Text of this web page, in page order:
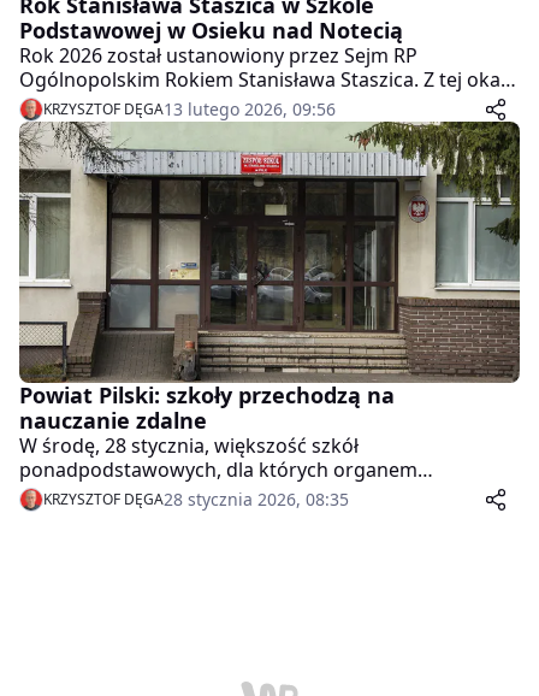
Podstawowej w Osieku nad Notecią
Rok 2026 został ustanowiony przez Sejm RP
Ogólnopolskim Rokiem Stanisława Staszica. Z tej okazji
w Szkole Podstawowej w Osieku nad Notecią odbyło
się niezwykłe spotkanie.
KRZYSZTOF DĘGA13 lutego 2026, 09:56
Powiat Pilski: szkoły przechodzą na
nauczanie zdalne
W środę, 28 stycznia, większość szkół
ponadpodstawowych, dla których organem
prowadzącym jest Powiat Pilski, pracuje w trybie
nauczania zdalnego. To reakcja samorządu na trudne
KRZYSZTOF DĘGA28 stycznia 2026, 08:35